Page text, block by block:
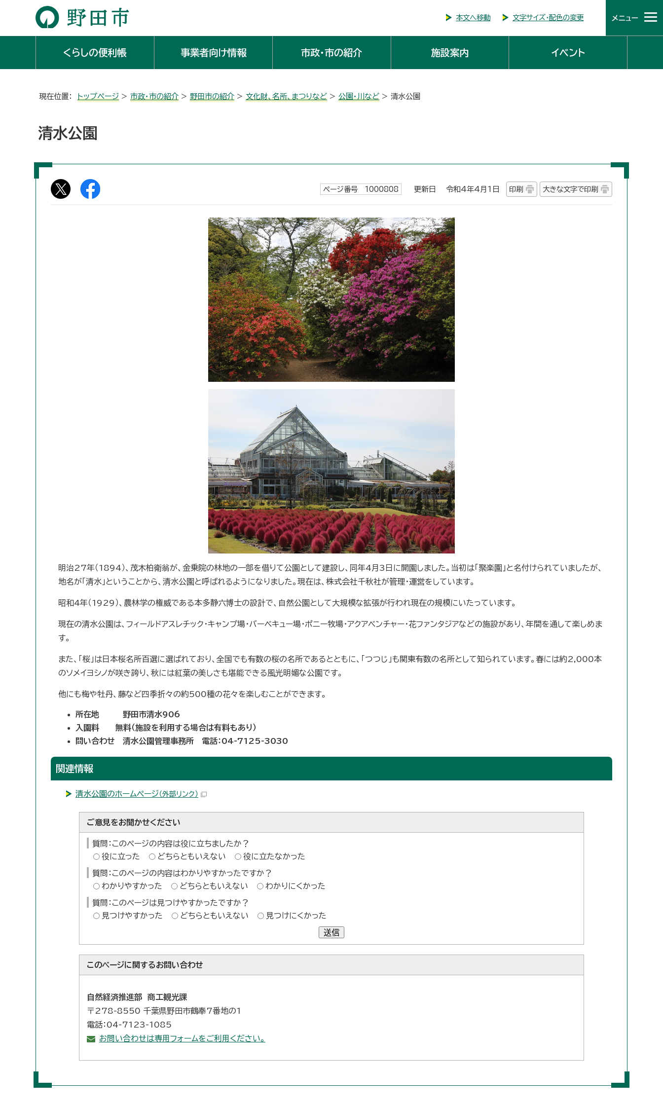
本文へ移動 文字サイズ・配色の変更 メニュー
くらしの便利帳 事業者向け情報 市政・市の紹介 施設案内 イベント
現在位置： トップページ > 市政・市の紹介 > 野田市の紹介 > 文化財、名所、まつりなど > 公園・川など > 清水公園
清水公園
ページ番号 1000808 更新日 令和4年4月1日 印刷 大きな文字で印刷
明治27年（1894）、茂木柏衛翁が、金乗院の林地の一部を借りて公園として建設し、同年4月3日に開園しました。当初は「聚楽園」と名付けられていましたが、
地名が「清水」ということから、清水公園と呼ばれるようになりました。現在は、株式会社千秋社が管理・運営をしています。
昭和4年（1929）、農林学の権威である本多静六博士の設計で、自然公園として大規模な拡張が行われ現在の規模にいたっています。
現在の清水公園は、フィールドアスレチック・キャンプ場・バーベキュー場・ポニー牧場・アクアベンチャー・花ファンタジアなどの施設があり、年間を通して楽しめま
す。
また、「桜」は日本桜名所百選に選ばれており、全国でも有数の桜の名所であるとともに、「つつじ」も関東有数の名所として知られています。春には約2,000本
のソメイヨシノが咲き誇り、秋には紅葉の美しさも堪能できる風光明媚な公園です。
他にも梅や牡丹、藤など四季折々の約500種の花々を楽しむことができます。
所在地 野田市清水906
入園料 無料（施設を利用する場合は有料もあり）
問い合わせ 清水公園管理事務所 電話：04-7125-3030
関連情報
清水公園のホームページ （外部リンク）
ご意見をお聞かせください
質問：このページの内容は役に立ちましたか？
役に立った
どちらともいえない 役に立たなかった
質問：このページの内容はわかりやすかったですか？
わかりやすかった
どちらともいえない わかりにくかった
質問：このページは見つけやすかったですか？
見つけやすかった
どちらともいえない 見つけにくかった
送信
このページに関するお問い合わせ
自然経済推進部 商工観光課
〒278-8550 千葉県野田市鶴奉7番地の1
電話：04-7123-1085
お問い合わせは専用フォームをご利用ください。